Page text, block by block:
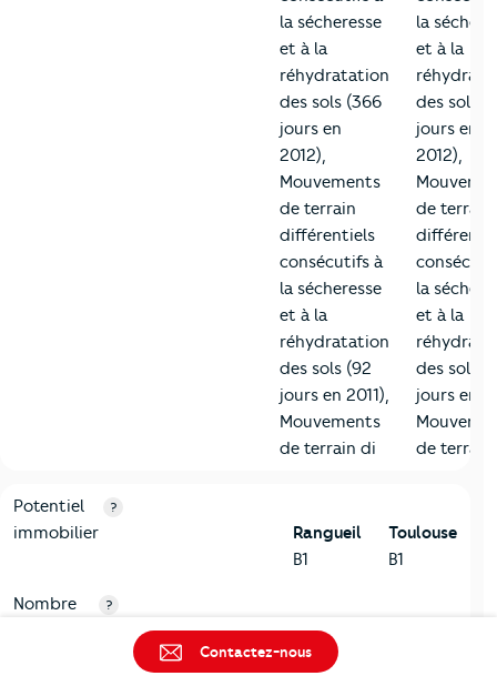
la sécheresse
et à la
réhydratation
des sols (366
jours en
2012),
Mouvements
de terrain
différentiels
consécutifs à
la sécheresse
et à la
réhydratation
des sols (92
jours en 2011),
Mouvements
de terrain di
la
et à la
des sols
jours en
2012),
de terrain
la
et à la
des sols
jours en
de terrain
10-Logement
Critères Rangueil
Potentiel
immobilier
?
Rangueil
B1
Toulouse
B1
Nombre
?
Rangueil
731
Contactez-nous